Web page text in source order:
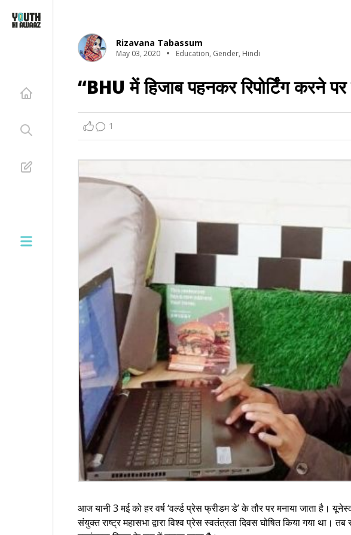
Rizavana Tabassum
May 03, 2020 Education, Gender, Hindi
“BHU में हिजाब पहनकर रिपोर्टिंग करने
1
आज यानी 3 मई को हर वर्ष ‘वर्ल्ड प्रेस फ्रीडम डे’ के तौर पर मनाया जाता है।
संयुक्त राष्ट्र महासभा द्वारा विश्व प्रेस स्वतंत्रता दिवस घोषित किया गया था।